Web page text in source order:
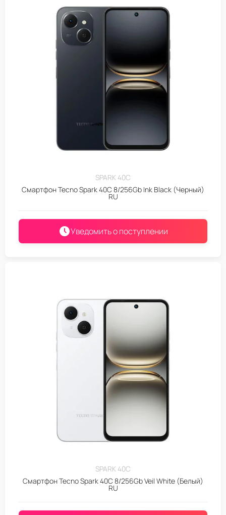
SPARK 40C
Смартфон Tecno Spark 40C 8/256Gb Ink Black (Черный)
RU
Уведомить о поступлении
SPARK 40C
Смартфон Tecno Spark 40C 8/256Gb Veil White (Белый)
RU